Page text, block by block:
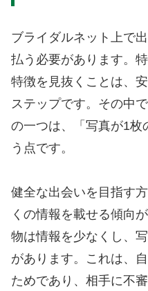
ブライダルネット上で
払う必要があります。
特徴を見抜くことは、
ステップです。その中
の一つは、「写真が1枚
う点です。
健全な出会いを目指す
くの情報を載せる傾向
物は情報を少なくし、
があります。これは、
ためであり、相手に不